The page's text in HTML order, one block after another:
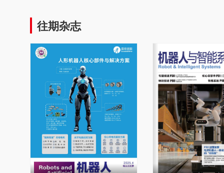
往期杂志